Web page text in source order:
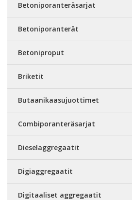
Betoniporanteräsarjat
Betoniporanterät
Betoniproput
Briketit
Butaanikaasujuottimet
Combiporanteräsarjat
Dieselaggregaatit
Digiaggregaatit
Digitaaliset aggregaatit